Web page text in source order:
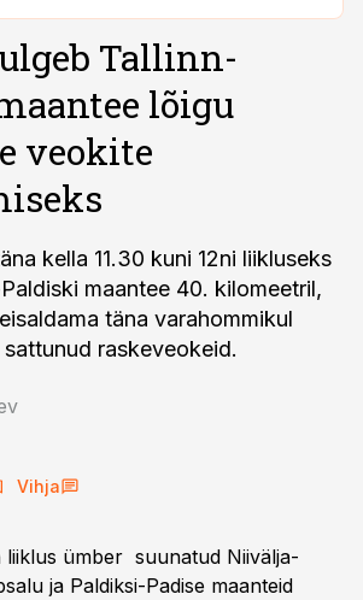
Tallinn-
lõigu
veokite
kella 11.30 kuni 12ni liikluseks
maantee 40. kilomeetril,
täna varahommikul
raskeveokeid.
Vihja
liiklus ümber suunatud Niivälja-
ja Paldiksi-Padise maanteid